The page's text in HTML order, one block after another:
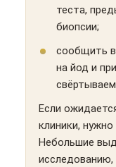
теста,
биопсии;
сообщить
на йод и
Если
клиники,
Небольшие